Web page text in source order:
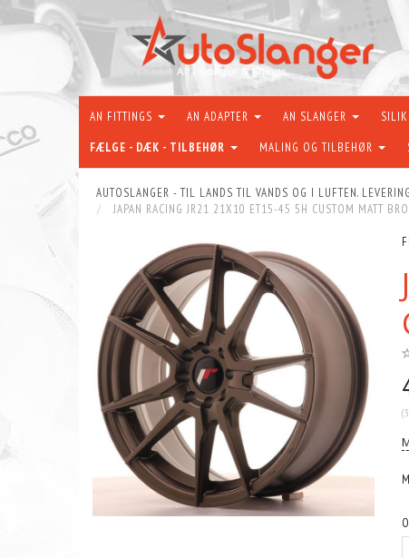
AN FITTINGS AN ADAPTER AN SLANGER
FÆLGE - DÆK - TILBEHØR MALING OG TILBEHØR
AUTOSLANGER - TIL LANDS TIL VANDS OG I LUFTEN.
JAPAN RACING JR21 21X10 ET15-45 5H CUSTOM MATT
(